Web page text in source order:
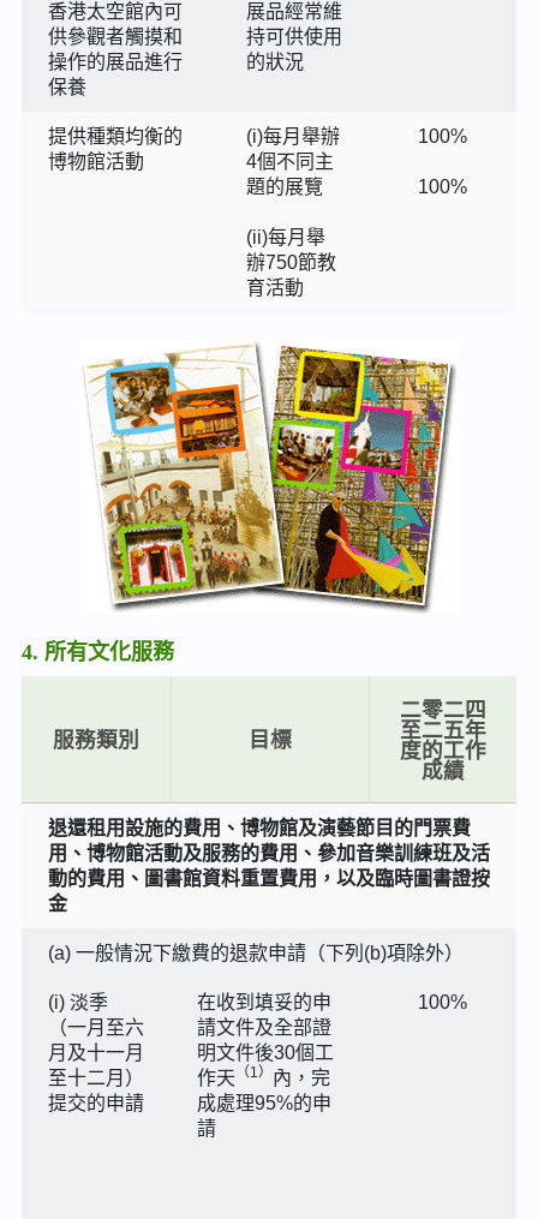
香港太空館內可
供參觀者觸摸和
操作的展品進行
保養
展品經常維
持可供使用
的狀況
提供種類均衡的
博物館活動
(i)每月舉辦
4個不同主
題的展覽
(ii)每月舉
辦750節教
育活動
100%
100%
4. 所有文化服務
服務類別 目標
二零二四
至二五年
度的工作
成績
退還租用設施的費用、博物館及演藝節目的門票費
用、博物館活動及服務的費用、參加音樂訓練班及活
動的費用、圖書館資料重置費用，以及臨時圖書證按
金
(a) 一般情況下繳費的退款申請（下列(b)項除外）
(i) 淡季
（一月至六
月及十一月
至十二月）
提交的申請
在收到填妥的申
請文件及全部證
明文件後30個工
作天 （1） 內，完
成處理95%的申
請
100%